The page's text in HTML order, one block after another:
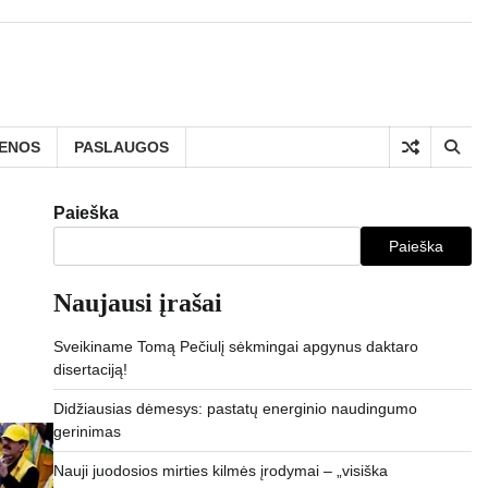
PASLAUGOS
Paieška
Paieška
Naujausi įrašai
Sveikiname Tomą Pečiulį sėkmingai apgynus daktaro
disertaciją!
Didžiausias dėmesys: pastatų energinio naudingumo
gerinimas
Nauji juodosios mirties kilmės įrodymai – „visiška